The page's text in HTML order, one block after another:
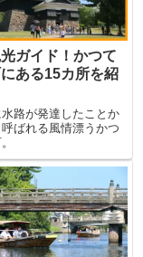
ガイド！かつて
ある15カ所を紹
路が発達したことか
ばれる風情漂うかつ